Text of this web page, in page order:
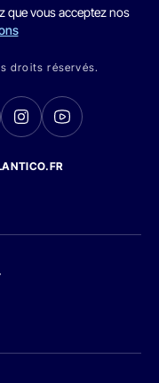
que vous acceptez nos
droits réservés.